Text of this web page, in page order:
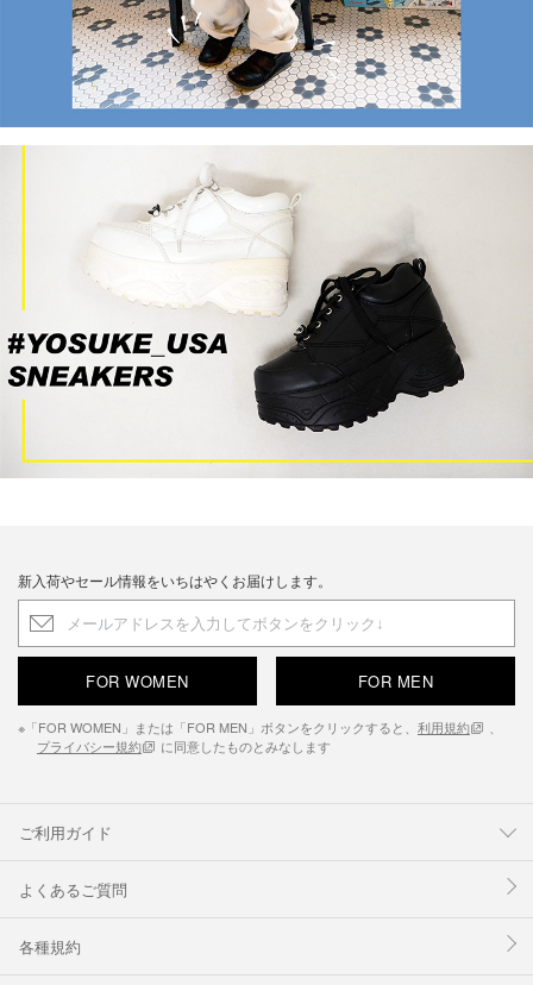
新入荷やセール情報をいちはやくお届けします。
FOR WOMEN FOR MEN
※「FOR WOMEN」または「FOR MEN」ボタンをクリックすると、 利用規約
、
プライバシー規約
に同意したものとみなします
ご利用ガイド
よくあるご質問
各種規約